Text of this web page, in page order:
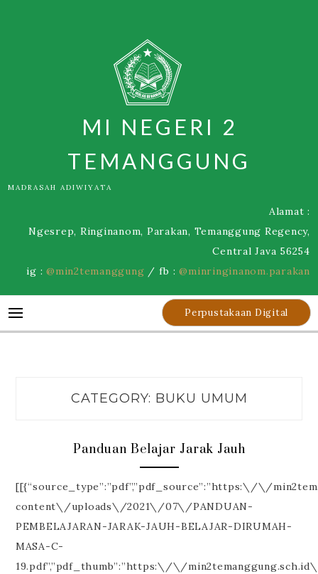
MI NEGERI 2
TEMANGGUNG
MADRASAH ADIWIYATA
Alamat :
Ngesrep, Ringinanom, Parakan, Temanggung Regency,
Central Java 56254
ig :@min2temanggung / fb :@minringinanom.parakan
Perpustakaan Digital
CATEGORY: BUKU UMUM
Panduan Belajar Jarak Jauh
[[{“source_type”:”pdf”,”pdf_source”:”https:\/\/
content\/uploads\/2021\/07\/PANDUAN-
PEMBELAJARAN-JARAK-JAUH-BELAJAR-DIRUMAH-
MASA-C-
19.pdf”,”pdf_thumb”:”https:\/\/